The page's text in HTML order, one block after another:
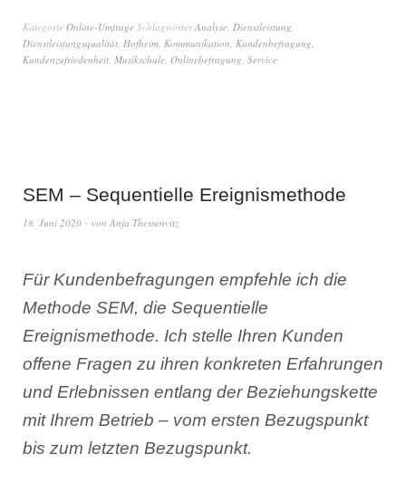
Kategorie Online-Umfrage SchlagwörterAnalyse, Dienstleistung,
Dienstleistungsqualität, Hofheim, Kommunikation, Kundenbefragung,
Kundenzufriedenheit, Musikschule, Onlinebefragung, Service
SEM – Sequentielle Ereignismethode
18. Juni 2020 von Anja Thessenvitz
Für Kundenbefragungen empfehle ich die
Methode SEM, die Sequentielle
Ereignismethode. Ich stelle Ihren Kunden
offene Fragen zu ihren konkreten Erfahrungen
und Erlebnissen entlang der Beziehungskette
mit Ihrem Betrieb – vom ersten Bezugspunkt
bis zum letzten Bezugspunkt.